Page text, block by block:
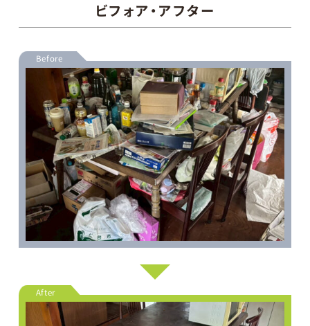
ビフォア・アフター
Before
After